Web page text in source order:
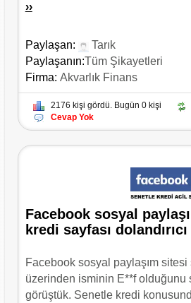
››
Paylaşan:
Tarık
Paylaşanın:Tüm Şikayetleri
Firma: Akvarlık Finans
2176 kişi gördü. Bugün 0 kişi
Cevap Yok
Facebook sosyal
kredi sayfası dolandırıcı
Facebook sosyal paylaşım sitesi
üzerinden isminin E**f olduğunu
görüştük. Senetle kredi